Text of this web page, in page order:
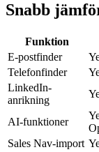
Snabb
Funktion
E-postfinder
Telefonfinder
LinkedIn-
anrikning
AI-funktioner
Sales Nav-import